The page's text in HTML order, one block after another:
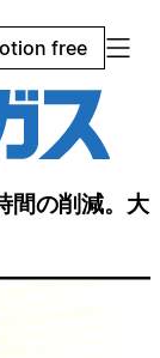
free
間の削減。大